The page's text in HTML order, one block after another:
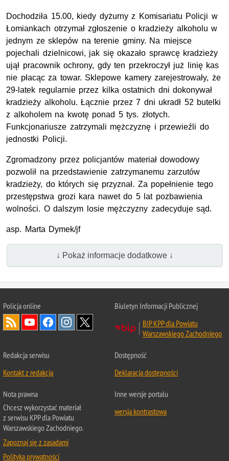
Dochodziła 15.00, kiedy dyżurny z Komisariatu Policji w
Łomiankach otrzymał zgłoszenie o kradzieży alkoholu w
jednym ze sklepów na terenie gminy. Na miejsce
pojechali dzielnicowi, jak się okazało sprawcę kradzieży
ujął pracownik ochrony, gdy ten przekroczył już linię kas
nie płacąc za towar. Sklepowe kamery zarejestrowały, że
29-latek regularnie przez kilka ostatnich dni dokonywał
kradzieży alkoholu. Łącznie przez 7 dni ukradł 52 butelki
z alkoholem na kwotę ponad 5 tys. złotych.
Funkcjonariusze zatrzymali mężczyznę i przewieźli do
jednostki Policji.
Zgromadzony przez policjantów materiał dowodowy
pozwolił na przedstawienie zatrzymanemu zarzutów
kradzieży, do których się przyznał. Za popełnienie tego
przestępstwa grozi kara nawet do 5 lat pozbawienia
wolności. O dalszym losie mężczyzny zadecyduje sąd.
asp. Marta Dymek/jf
↓ Pokaż informacje dodatkowe ↓
Policja online
Biuletyn Informacji Publicznej
BIP KPP dla Powiatu
Warszawskiego Zachodniego
Redakcja serwisu
Kontakt z redakcją
Dostępność
Deklaracja dostępności
Nota prawna
Chcesz wykorzystać materiał
z serwisu KPP dla Powiatu
Warszawskiego Zachodniego.
Zapoznaj się z zasadami
Polityka prywatności
Inne wersje portalu
wersja kontrastowa